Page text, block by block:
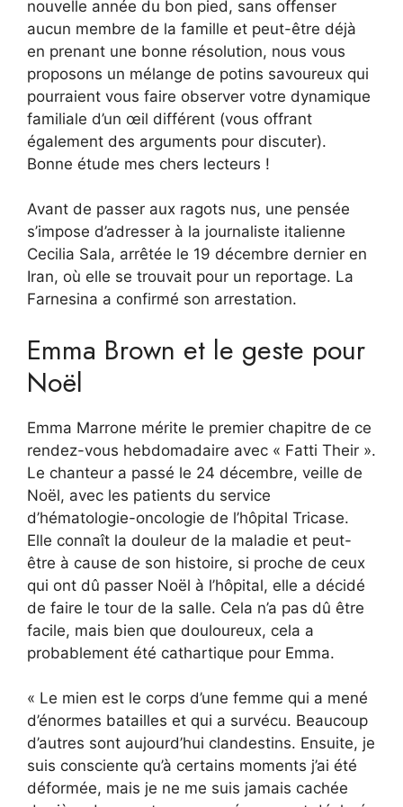
nouvelle année du bon pied, sans offenser
aucun membre de la famille et peut-être déjà
en prenant une bonne résolution, nous vous
proposons un mélange de potins savoureux qui
pourraient vous faire observer votre dynamique
familiale d’un œil différent (vous offrant
également des arguments pour discuter).
Bonne étude mes chers lecteurs !
Avant de passer aux ragots nus, une pensée
s’impose d’adresser à la journaliste italienne
Cecilia Sala, arrêtée le 19 décembre dernier en
Iran, où elle se trouvait pour un reportage. La
Farnesina a confirmé son arrestation.
Emma Brown et le geste pour
Noël
Emma Marrone mérite le premier chapitre de ce
rendez-vous hebdomadaire avec « Fatti Their ».
Le chanteur a passé le 24 décembre, veille de
Noël, avec les patients du service
d’hématologie-oncologie de l’hôpital Tricase.
Elle connaît la douleur de la maladie et peut-
être à cause de son histoire, si proche de ceux
qui ont dû passer Noël à l’hôpital, elle a décidé
de faire le tour de la salle. Cela n’a pas dû être
facile, mais bien que douloureux, cela a
probablement été cathartique pour Emma.
« Le mien est le corps d’une femme qui a mené
d’énormes batailles et qui a survécu. Beaucoup
d’autres sont aujourd’hui clandestins. Ensuite, je
suis consciente qu’à certains moments j’ai été
déformée, mais je ne me suis jamais cachée